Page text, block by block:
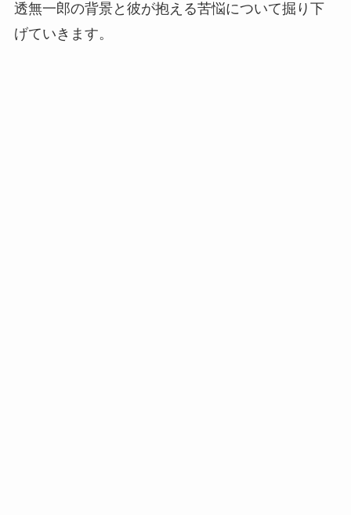
透無一郎の背景と彼が抱える苦悩について掘り下
げていきます。